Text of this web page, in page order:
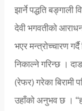
झार्ने पद्धति बङ्गाली
देवी भगवतीको
भएर मन्त्रोच्चारण
निकाल्ने गरिन्छ ।
(रेफर) गरेका
उहाँको अनुभव छ ।